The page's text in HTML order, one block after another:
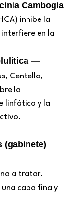
Cambogia
inhibe la
interfiere en la
—
Centella,
la
linfático y la
(gabinete)
a tratar.
una capa fina y